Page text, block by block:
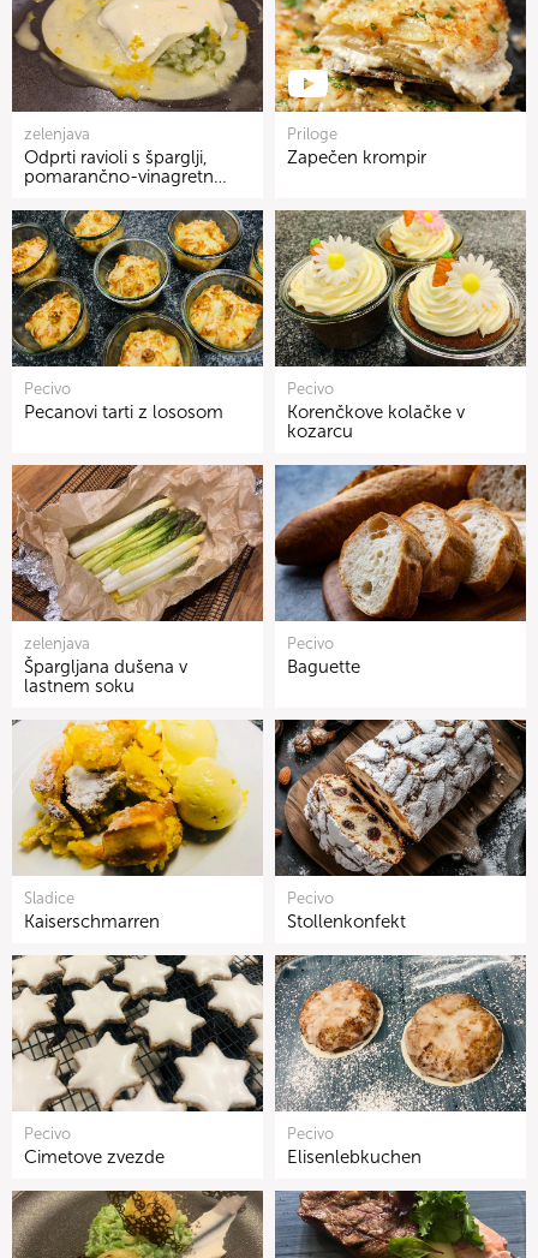
zelenjava
Odprti ravioli s šparglji,
pomarančno-vinagretn…
Priloge
Zapečen krompir
Pecivo
Pecanovi tarti z lososom
Pecivo
Korenčkove kolačke v
kozarcu
zelenjava
Špargljana dušena v
lastnem soku
Pecivo
Baguette
Sladice
Kaiserschmarren
Pecivo
Stollenkonfekt
Pecivo
Cimetove zvezde
Pecivo
Elisenlebkuchen